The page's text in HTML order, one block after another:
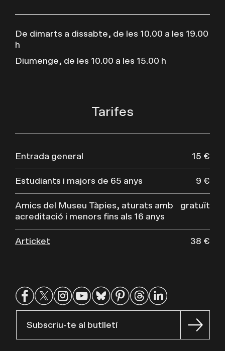
De dimarts a dissabte, de les 10.00 a les 19.00
h
Diumenge, de les 10.00 a les 15.00 h
Tarifes
Entrada general 15 €
Estudiants i majors de 65 anys 9 €
Amics del Museu Tàpies, aturats amb
acreditació i menors fins als 16 anys
gratuït
Articket 38 €
Subscriu-te al butlletí